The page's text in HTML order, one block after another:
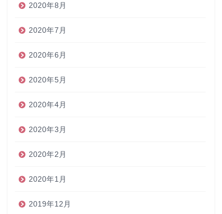
2020年8月
2020年7月
2020年6月
2020年5月
2020年4月
2020年3月
2020年2月
2020年1月
2019年12月